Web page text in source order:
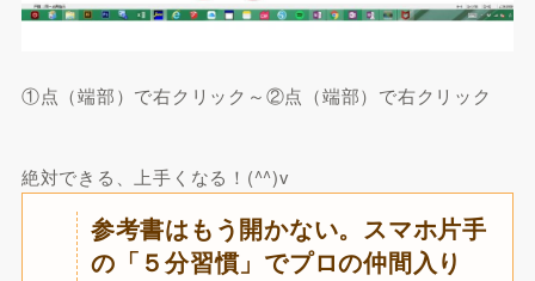
①点（端部）で右クリック～②点（端部）で右クリック
絶対できる、上手くなる！(^^)v
参考書はもう開かない。スマホ片手
の「５分習慣」でプロの仲間入り